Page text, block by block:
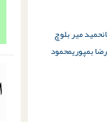
حمید میر بلوچ
بمپوریمحمود